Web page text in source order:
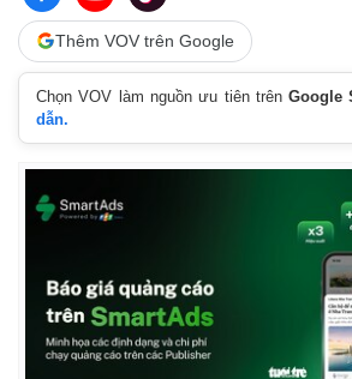
Thêm VOV trên Google
Chọn VOV làm nguồn ưu tiên trênGoogle
dẫn.